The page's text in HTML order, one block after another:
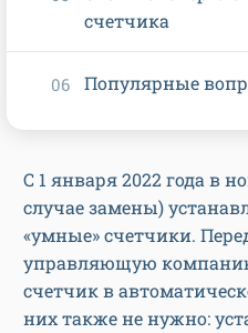
С 1 января 2022 года в
случае замены)
«умные» счетчики.
управляющую
счетчик в
них также не нужно:
счетчика
Популярные